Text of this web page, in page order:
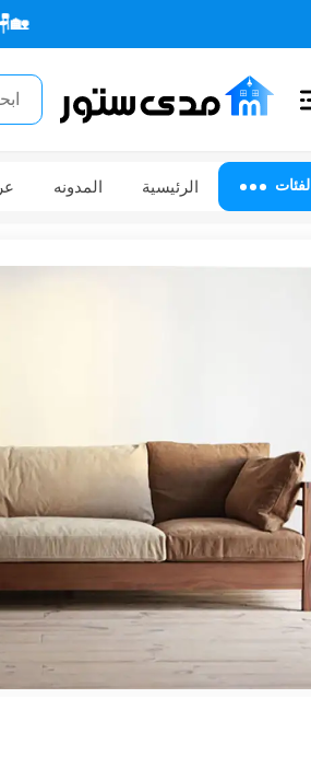
🏡🪑 كل
الفئات الرئيسية المدونه